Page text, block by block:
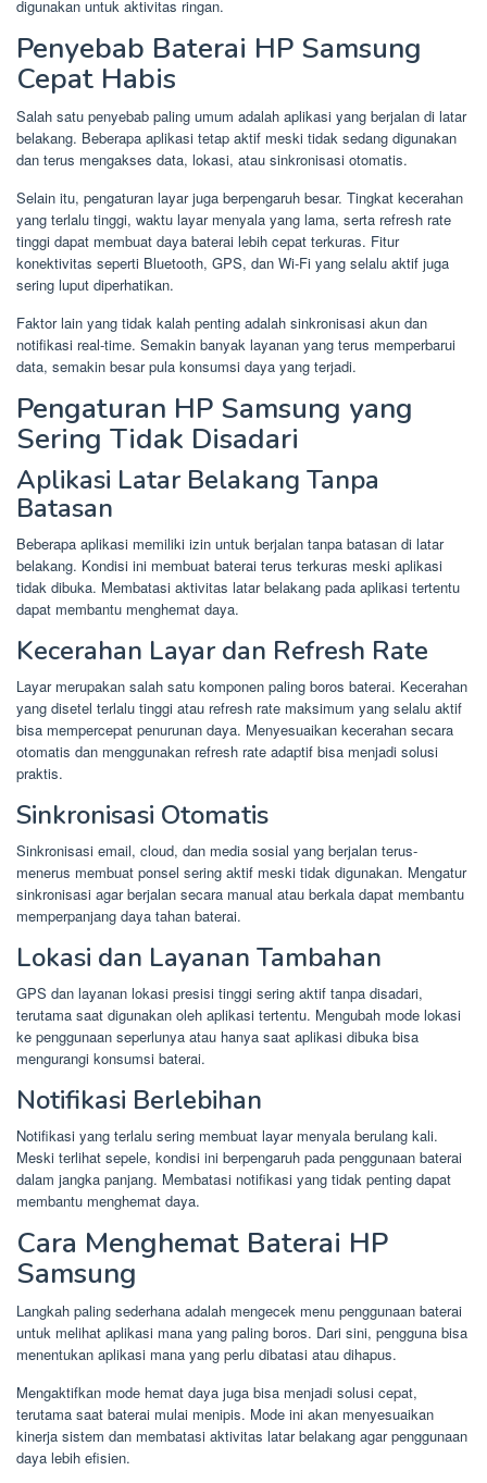
digunakan untuk aktivitas ringan.
Penyebab Baterai HP Samsung
Cepat Habis
Salah satu penyebab paling umum adalah aplikasi yang berjalan di latar
belakang. Beberapa aplikasi tetap aktif meski tidak sedang digunakan
dan terus mengakses data, lokasi, atau sinkronisasi otomatis.
Selain itu, pengaturan layar juga berpengaruh besar. Tingkat kecerahan
yang terlalu tinggi, waktu layar menyala yang lama, serta refresh rate
tinggi dapat membuat daya baterai lebih cepat terkuras. Fitur
konektivitas seperti Bluetooth, GPS, dan Wi-Fi yang selalu aktif juga
sering luput diperhatikan.
Faktor lain yang tidak kalah penting adalah sinkronisasi akun dan
notifikasi real-time. Semakin banyak layanan yang terus memperbarui
data, semakin besar pula konsumsi daya yang terjadi.
Pengaturan HP Samsung yang
Sering Tidak Disadari
Aplikasi Latar Belakang Tanpa
Batasan
Beberapa aplikasi memiliki izin untuk berjalan tanpa batasan di latar
belakang. Kondisi ini membuat baterai terus terkuras meski aplikasi
tidak dibuka. Membatasi aktivitas latar belakang pada aplikasi tertentu
dapat membantu menghemat daya.
Kecerahan Layar dan Refresh Rate
Layar merupakan salah satu komponen paling boros baterai. Kecerahan
yang disetel terlalu tinggi atau refresh rate maksimum yang selalu aktif
bisa mempercepat penurunan daya. Menyesuaikan kecerahan secara
otomatis dan menggunakan refresh rate adaptif bisa menjadi solusi
praktis.
Sinkronisasi Otomatis
Sinkronisasi email, cloud, dan media sosial yang berjalan terus-
menerus membuat ponsel sering aktif meski tidak digunakan. Mengatur
sinkronisasi agar berjalan secara manual atau berkala dapat membantu
memperpanjang daya tahan baterai.
Lokasi dan Layanan Tambahan
GPS dan layanan lokasi presisi tinggi sering aktif tanpa disadari,
terutama saat digunakan oleh aplikasi tertentu. Mengubah mode lokasi
ke penggunaan seperlunya atau hanya saat aplikasi dibuka bisa
mengurangi konsumsi baterai.
Notifikasi Berlebihan
Notifikasi yang terlalu sering membuat layar menyala berulang kali.
Meski terlihat sepele, kondisi ini berpengaruh pada penggunaan baterai
dalam jangka panjang. Membatasi notifikasi yang tidak penting dapat
membantu menghemat daya.
Cara Menghemat Baterai HP
Samsung
Langkah paling sederhana adalah mengecek menu penggunaan baterai
untuk melihat aplikasi mana yang paling boros. Dari sini, pengguna bisa
menentukan aplikasi mana yang perlu dibatasi atau dihapus.
Mengaktifkan mode hemat daya juga bisa menjadi solusi cepat,
terutama saat baterai mulai menipis. Mode ini akan menyesuaikan
kinerja sistem dan membatasi aktivitas latar belakang agar penggunaan
daya lebih efisien.